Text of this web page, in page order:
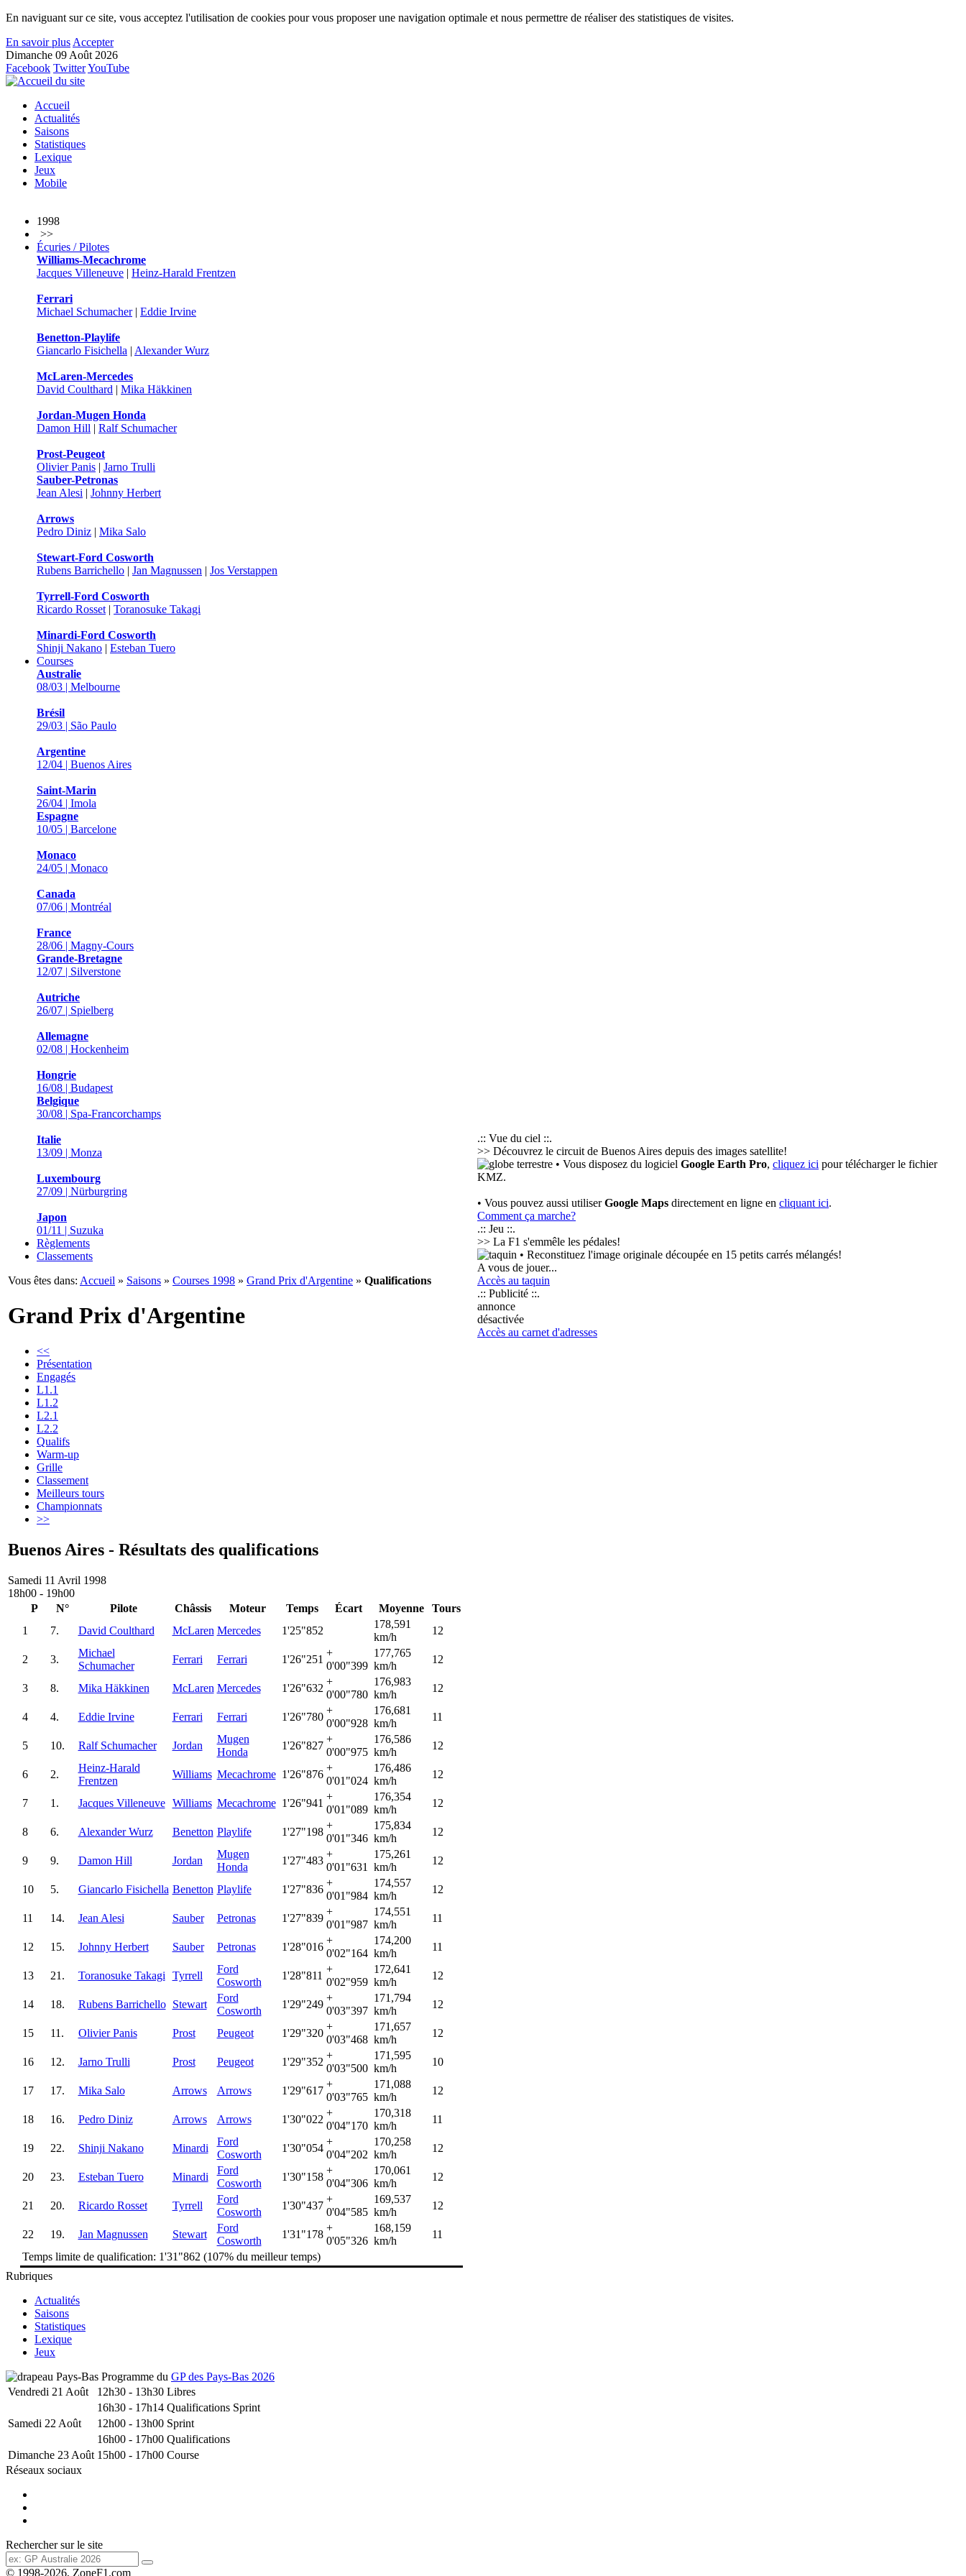
En naviguant sur ce site, vous acceptez l'utilisation de cookies pour vous proposer une navigation optimale et nous permettre de réaliser des statistiques de visites.
En savoir plus Accepter
Dimanche 09 Août 2026
Facebook TwitterYouTube
Accueil
Actualités
Saisons
Statistiques
Lexique
Jeux
Mobile
1998
>>
Écuries / Pilotes
Williams-Mecachrome
Jacques Villeneuve | Heinz-Harald Frentzen
Ferrari
Michael Schumacher| Eddie Irvine
Benetton-Playlife
Giancarlo Fisichella | Alexander Wurz
McLaren-Mercedes
David Coulthard | Mika Häkkinen
Jordan-Mugen Honda
Damon Hill | Ralf Schumacher
Prost-Peugeot
Olivier Panis | Jarno Trulli
Sauber-Petronas
Jean Alesi | Johnny Herbert
Arrows
Pedro Diniz | Mika Salo
Stewart-Ford Cosworth
Rubens Barrichello | Jan Magnussen | Jos Verstappen
Tyrrell-Ford Cosworth
Ricardo Rosset | Toranosuke Takagi
Minardi-Ford Cosworth
Shinji Nakano | Esteban Tuero
Courses
Australie
08/03 | Melbourne
Brésil
29/03 | São Paulo
Argentine
12/04 | Buenos Aires
Saint-Marin
26/04 | Imola
Espagne
10/05 | Barcelone
Monaco
24/05 | Monaco
Canada
07/06 | Montréal
France
28/06 | Magny-Cours
Grande-Bretagne
12/07 | Silverstone
Autriche
26/07 | Spielberg
Allemagne
02/08 | Hockenheim
Hongrie
16/08 | Budapest
Belgique
30/08 | Spa-Francorchamps
Italie
13/09 | Monza
Luxembourg
27/09 | Nürburgring
Japon
01/11 | Suzuka
Règlements
Classements
Vous êtes dans: Accueil » Saisons » Courses 1998 » Grand Prix d'Argentine » Qualifications
Grand Prix d'Argentine
<<
Présentation
Engagés
L1.1
L1.2
L2.1
L2.2
Qualifs
Warm-up
Grille
Classement
Meilleurs tours
Championnats
>>
Buenos Aires - Résultats des qualifications
Samedi 11 Avril 1998
18h00 - 19h00
P
N° Pilote Châssis Moteur Temps Écart Moyenne
Tours
1
7. David Coulthard McLaren Mercedes 1'25"852
178,591
km/h
12
2 3.
Michael
Schumacher
Ferrari Ferrari 1'26"251
+
0'00"399
177,765
km/h
12
3 8. Mika Häkkinen McLaren Mercedes 1'26"632
+
0'00"780
176,983
km/h
12
4 4. Eddie Irvine Ferrari Ferrari 1'26"780
+
0'00"928
176,681
km/h
11
5 10. Ralf Schumacher Jordan
Mugen
Honda
1'26"827
+
0'00"975
176,586
km/h
12
6 2.
Heinz-Harald
Frentzen
Williams Mecachrome 1'26"876
+
0'01"024
176,486
km/h
12
7 1. Jacques Villeneuve Williams Mecachrome 1'26"941
+
0'01"089
176,354
km/h
12
8 6. Alexander Wurz Benetton Playlife 1'27"198
+
0'01"346
175,834
km/h
12
9 9. Damon Hill Jordan
Mugen
Honda
1'27"483
+
0'01"631
175,261
km/h
12
10 5. Giancarlo Fisichella Benetton Playlife 1'27"836
+
0'01"984
174,557
km/h
12
11 14. Jean Alesi Sauber Petronas 1'27"839
+
0'01"987
174,551
km/h
11
12 15. Johnny Herbert Sauber Petronas 1'28"016
+
0'02"164
174,200
km/h
11
13 21. Toranosuke Takagi Tyrrell
Ford
Cosworth
1'28"811
+
0'02"959
172,641
km/h
12
14 18. Rubens Barrichello Stewart
Ford
Cosworth
1'29"249
+
0'03"397
171,794
km/h
12
15 11. Olivier Panis Prost Peugeot 1'29"320
+
0'03"468
171,657
km/h
12
16 12. Jarno Trulli Prost Peugeot 1'29"352
+
0'03"500
171,595
km/h
10
17 17. Mika Salo Arrows Arrows 1'29"617
+
0'03"765
171,088
km/h
12
18 16. Pedro Diniz Arrows Arrows 1'30"022
+
0'04"170
170,318
km/h
11
19 22. Shinji Nakano Minardi
Ford
Cosworth
1'30"054
+
0'04"202
170,258
km/h
12
20 23. Esteban Tuero Minardi
Ford
Cosworth
1'30"158
+
0'04"306
170,061
km/h
12
21 20. Ricardo Rosset Tyrrell
Ford
Cosworth
1'30"437
+
0'04"585
169,537
km/h
12
22 19. Jan Magnussen Stewart
Ford
Cosworth
1'31"178
+
0'05"326
168,159
km/h
11
Temps limite de qualification: 1'31"862 (107% du meilleur temps)
.:: Vue du ciel ::.
>> Découvrez le circuit de Buenos Aires depuis des images satellite!
• Vous disposez du logiciel Google Earth Pro, cliquez ici pour télécharger le fichier
KMZ.
• Vous pouvez aussi utiliserGoogle Maps directement en ligne en cliquant ici.
Comment ça marche?
.:: Jeu ::.
>> La F1 s'emmêle les pédales!
• Reconstituez l'image originale découpée en 15 petits carrés mélangés!
A vous de jouer...
Accès au taquin
.:: Publicité ::.
annonce
désactivée
Accès au carnet d'adresses
Rubriques
Actualités
Saisons
Statistiques
Lexique
Jeux
Programme du GP des Pays-Bas 2026
Vendredi 21 Août
12h30 - 13h30 Libres
16h30 - 17h14 Qualifications Sprint
Samedi 22 Août
12h00 - 13h00 Sprint
16h00 - 17h00 Qualifications
Dimanche 23 Août 15h00 - 17h00 Course
Réseaux sociaux
Rechercher sur le site
© 1998-2026, ZoneF1.com